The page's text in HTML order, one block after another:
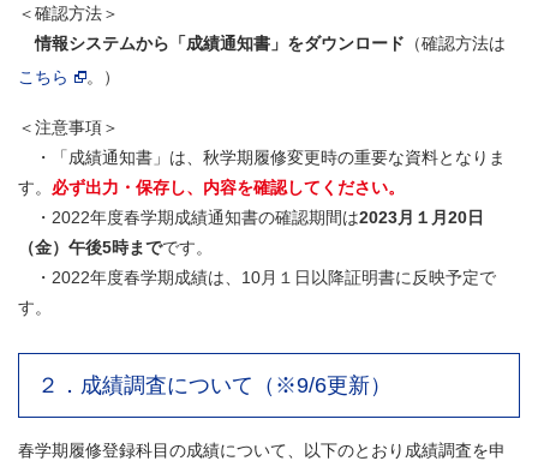
＜確認方法＞
情報システムから「成績通知書」をダウンロード （確認方法は
こちら
。）
＜注意事項＞
・「成績通知書」は、秋学期履修変更時の重要な資料となりま
す。 必ず出力・保存し、内容を確認してください。
・2022年度春学期成績通知書の確認期間は2023月１月20日
（金）午後5時までです。
・2022年度春学期成績は、10月１日以降証明書に反映予定で
す。
２．成績調査について（※9/6更新）
春学期履修登録科目の成績について、以下のとおり成績調査を申